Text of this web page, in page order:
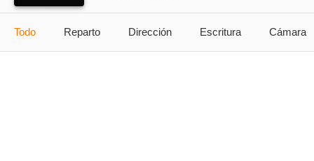
Todo Reparto Dirección Escritura Cámara